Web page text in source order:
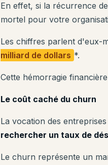
En effet, si la récurrence
mortel pour votre
Les chiffres parlent d'eux-
milliard de dollars *.
Cette hémorragie
Le coût caché du churn
La vocation des
rechercher un taux de
Le churn représente un